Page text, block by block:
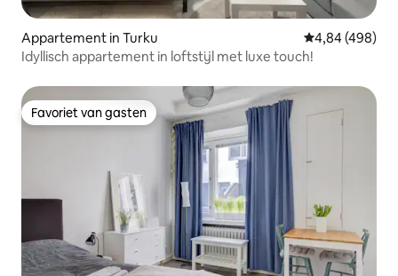
Appartement in Turku Gemiddelde
4,84 (498)
Idyllisch appartement in loftstijl met luxe touch!
Favoriet van gasten
Favoriet van gasten